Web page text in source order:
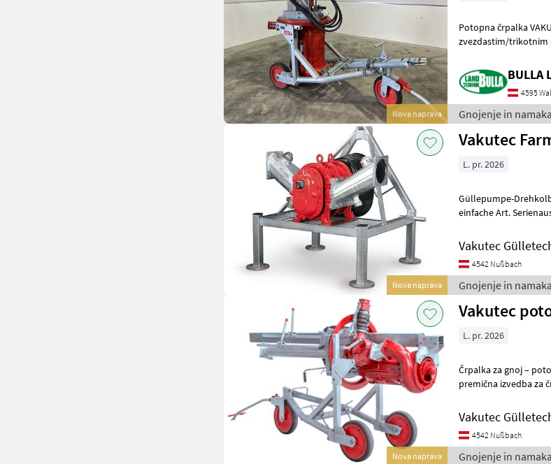
Nova naprava
Potopna črpalka
zvezdastim/trikotnim
BULLA
4595
Gnojenje in
Nova naprava
Vakutec
L. pr. 2026
Güllepumpe-
einfache Art. Serienausstattung: • Selbstansaugend • Drehrichtung
Vakutec
4542 Nußbach
Gnojenje in
Nova naprava
Vakutec
L. pr. 2026
Črpalka za gnoj –
premična izvedba za
Vakutec
4542 Nußbach
Gnojenje in